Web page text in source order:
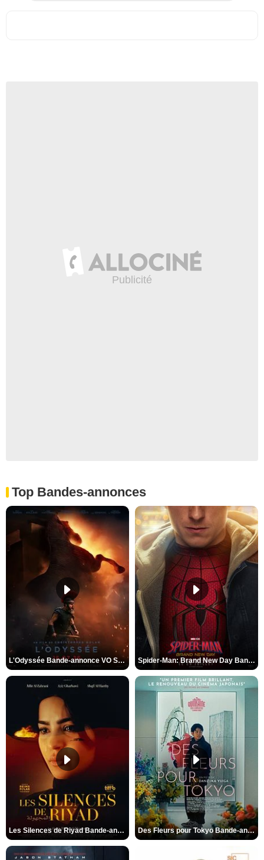
Top Bandes-annonces
L'Odyssée Bande-annonce VO STFR Spider-Man: Brand New Day Bande-annonce VO STFR
Les Silences de Riyad Bande-annonce VO STFR Des Fleurs pour Tokyo Bande-annonce VO STFR